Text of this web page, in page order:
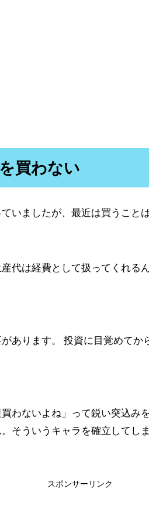
買わない
いましたが、最近は買うこと
代は経費として扱ってくれる
あります。 投資に目覚めてか
わないよね」って鋭い突込み
そういうキャラを確立してし
スポンサーリンク